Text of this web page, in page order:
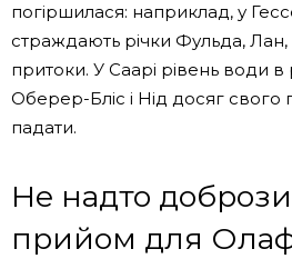
погіршилася: наприклад, у
страждають річки Фульда, Лан,
притоки. У Саарі рівень води в
Оберер-Бліс і Нід досяг свого
падати.
Не надто
прийом для